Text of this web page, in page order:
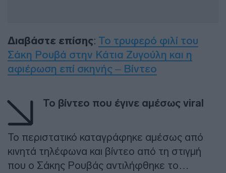
Διαβάστε επίσης: Το τρυφερό φιλί του
Σάκη Ρουβά στην Κάτια Ζυγούλη και η
αφιέρωση επί σκηνής – Βίντεο
Το βίντεο που έγινε αμέσως viral
Το περιστατικό καταγράφηκε αμέσως από
κινητά τηλέφωνα και βίντεο από τη στιγμή
που ο Σάκης Ρουβάς αντιλήφθηκε το…